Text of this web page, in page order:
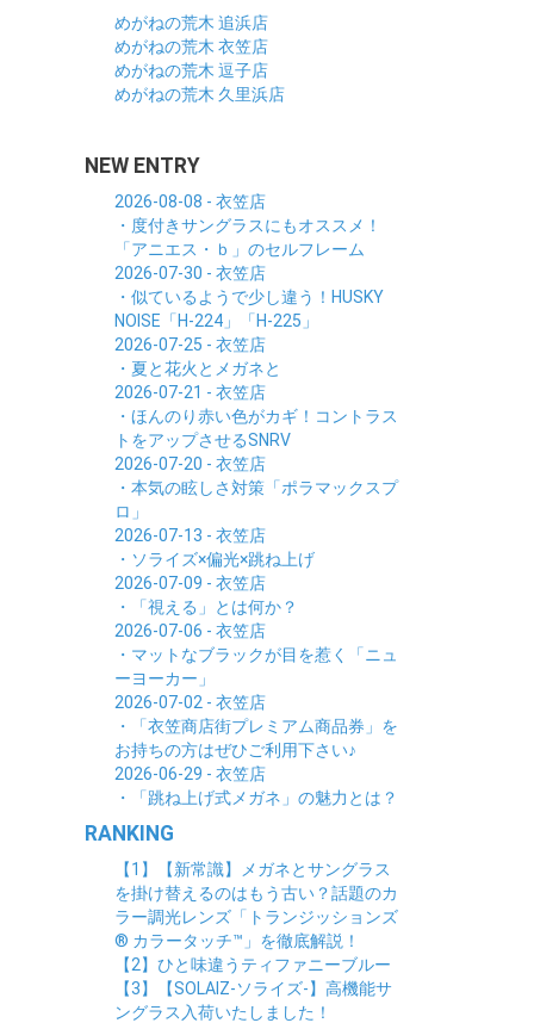
めがねの荒木 追浜店
めがねの荒木 衣笠店
めがねの荒木 逗子店
めがねの荒木 久里浜店
NEW ENTRY
2026-08-08 - 衣笠店
・度付きサングラスにもオススメ！
「アニエス・ｂ」のセルフレーム
2026-07-30 - 衣笠店
・似ているようで少し違う！HUSKY
NOISE「H-224」「H-225」
2026-07-25 - 衣笠店
・夏と花火とメガネと
2026-07-21 - 衣笠店
・ほんのり赤い色がカギ！コントラス
トをアップさせるSNRV
2026-07-20 - 衣笠店
・本気の眩しさ対策「ポラマックスプ
ロ」
2026-07-13 - 衣笠店
・ソライズ×偏光×跳ね上げ
2026-07-09 - 衣笠店
・「視える」とは何か？
2026-07-06 - 衣笠店
・マットなブラックが目を惹く「ニュ
ーヨーカー」
2026-07-02 - 衣笠店
・「衣笠商店街プレミアム商品券」を
お持ちの方はぜひご利用下さい♪
2026-06-29 - 衣笠店
・「跳ね上げ式メガネ」の魅力とは？
RANKING
【1】【新常識】メガネとサングラス
を掛け替えるのはもう古い？話題のカ
ラー調光レンズ「トランジッションズ
® カラータッチ™」を徹底解説！
【2】ひと味違うティファニーブルー
【3】【SOLAIZ-ソライズ-】高機能サ
ングラス入荷いたしました！